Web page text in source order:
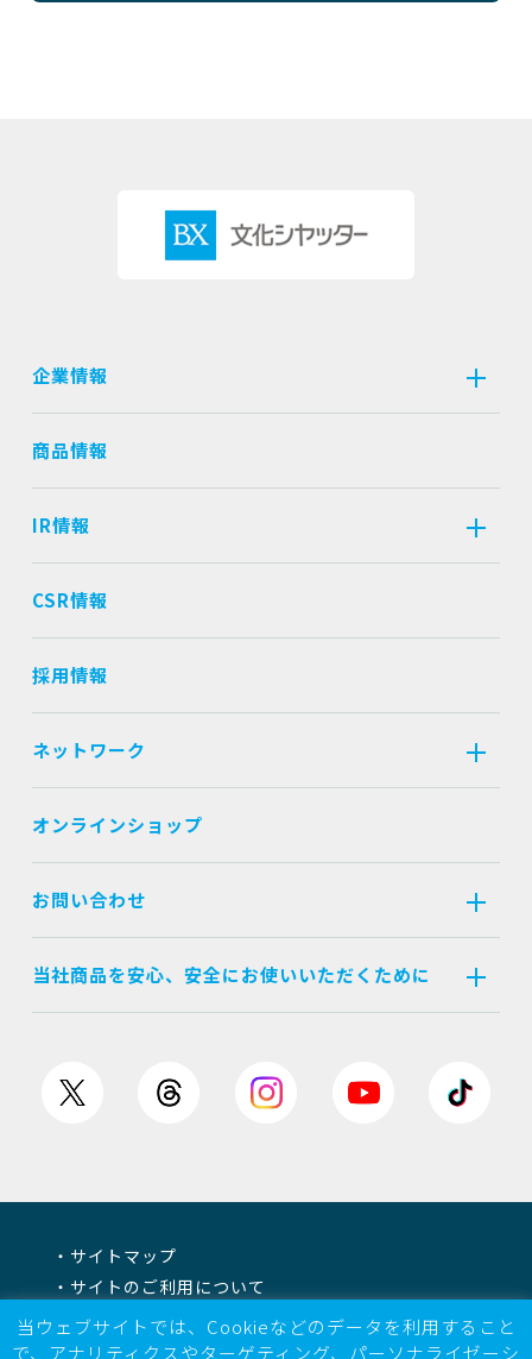
企業情報
商品情報
IR情報
CSR情報
採用情報
ネットワーク
オンラインショップ
お問い合わせ
当社商品を安心、安全にお使いいただくために
サイトマップ
サイトのご利用について
個人情報保護方針
情報セキュリティ基本方針
当ウェブサイトでは、Cookieなどのデータを利用すること
で、アナリティクスやターゲティング、パーソナライゼーシ